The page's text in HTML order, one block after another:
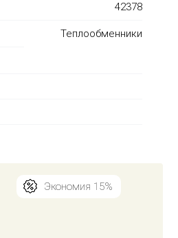
42378
Теплообменники
Экономия 15%